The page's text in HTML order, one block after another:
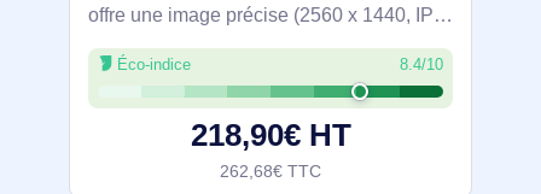
offre une image précise (2560 x 1440, IPS,
100 Hz, sRGB 99 %, 350 cd/m², contraste
1500:1) et un confort renforcé avec
ComfortView Plus (≤35 % de lumière
Éco-indice 8.4/10
218,90€ HT
262,68€ TTC